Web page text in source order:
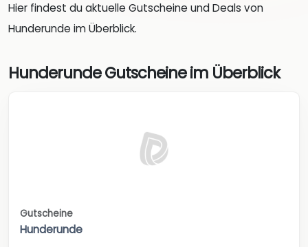
Hier findest du aktuelle Gutscheine und Deals von
Hunderunde im Überblick.
Hunderunde Gutscheine im Überblick
Gutscheine
Hunderunde